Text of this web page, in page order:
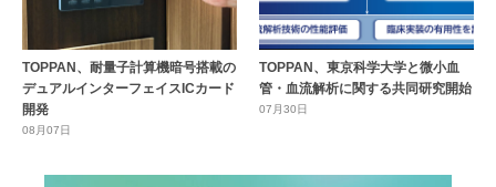
TOPPAN、耐量子計算機暗号搭載の
デュアルインターフェイスICカード
開発
08月07日
TOPPAN、東京科学大学と微小血
管・血流解析に関する共同研究開始
07月30日